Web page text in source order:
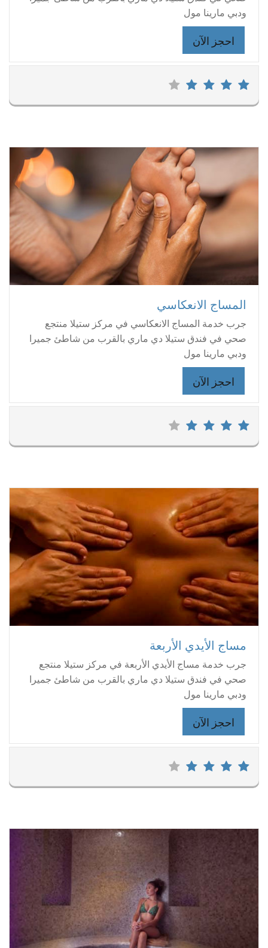
ودبي مارينا مول
احجز الآن
المساج الانعكاسي
جرب خدمة المساج الانعكاسي في مركز ستيلا منتجع
صحي في فندق ستيلا دي ماري بالقرب من شاطئ جميرا
ودبي مارينا مول
احجز الآن
مساج الأيدي الأربعة
جرب خدمة مساج الأيدي الأربعة في مركز ستيلا منتجع
صحي في فندق ستيلا دي ماري بالقرب من شاطئ جميرا
ودبي مارينا مول
احجز الآن